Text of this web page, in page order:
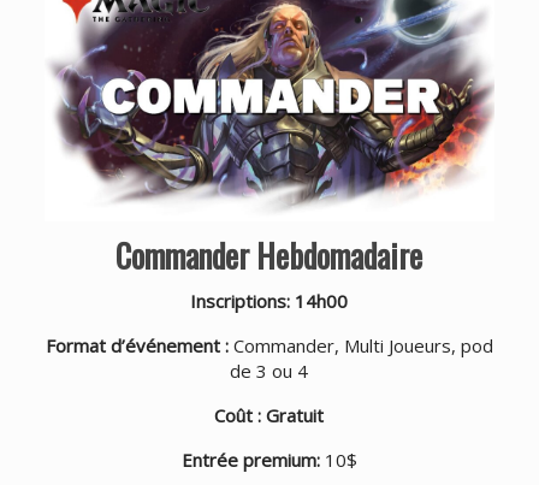
Commander Hebdomadaire
Inscriptions: 14h00
Format d’événement : Commander, Multi Joueurs, pod
de 3 ou 4
Coût : Gratuit
Entrée premium:10$